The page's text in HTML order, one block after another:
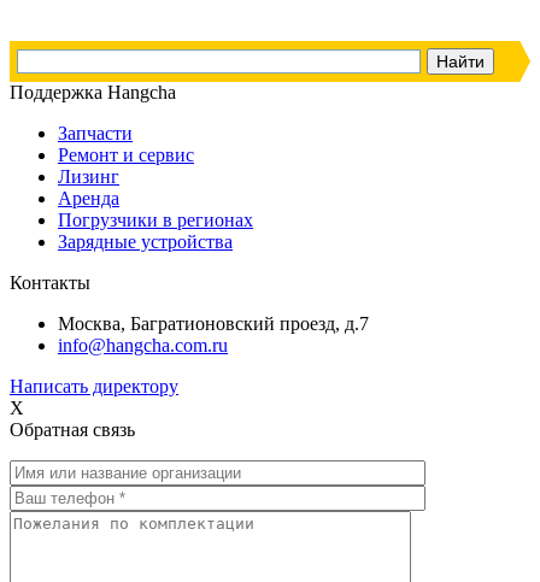
Поддержка Hangcha
Запчасти
Ремонт и сервис
Лизинг
Аренда
Погрузчики в регионах
Зарядные устройства
Контакты
Москва, Багратионовский проезд, д.7
info@hangcha.com.ru
Написать директору
X
Обратная связь